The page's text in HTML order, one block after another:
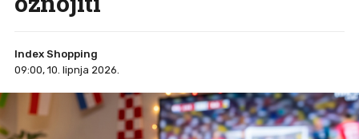
Index Shopping
09:00, 10. lipnja 2026.